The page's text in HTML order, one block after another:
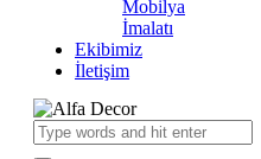
Mobilya
İmalatı
Ekibimiz
İletişim